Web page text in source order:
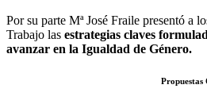
Por su parte Mª José Fraile presentó a
Trabajo las estrategias claves
avanzar en la Igualdad de Género.
Propuestas